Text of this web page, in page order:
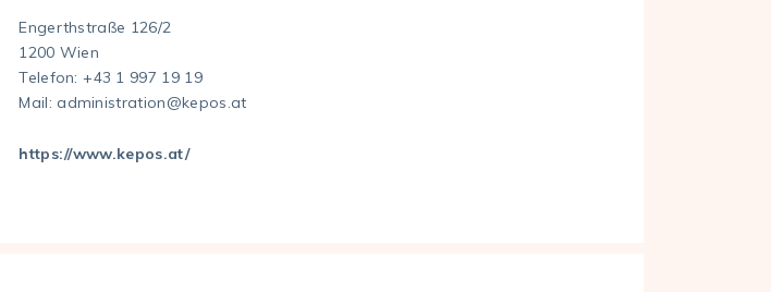
Engerthstraße 126/2
1200 Wien
Telefon:+43 1 997 19 19
Mail:administration@kepos.at
https://www.kepos.at/